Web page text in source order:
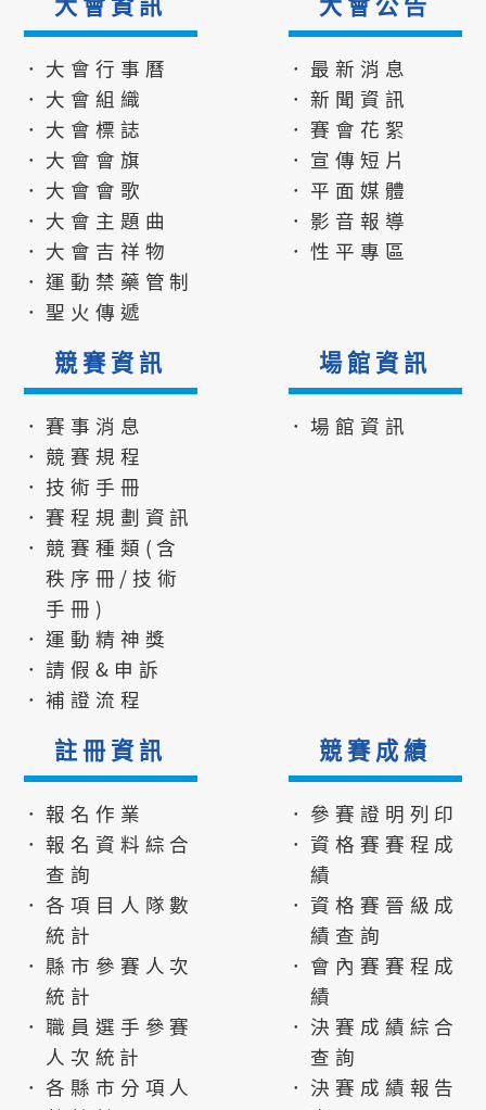
．大會行事曆
．大會組織
．大會標誌
．大會會旗
．大會會歌
．大會主題曲
．大會吉祥物
．運動禁藥管制
．聖火傳遞
．最新消息
．新聞資訊
．賽會花絮
．宣傳短片
．平面媒體
．影音報導
．性平專區
競賽資訊
．賽事消息
．競賽規程
．技術手冊
．賽程規劃資訊
．競賽種類(含
秩序冊/技術
手冊)
．運動精神獎
．請假&申訴
．補證流程
場館資訊
．場館資訊
註冊資訊
．報名作業
．報名資料綜合
查詢
．各項目人隊數
統計
．縣市參賽人次
統計
．職員選手參賽
人次統計
．各縣市分項人
競賽成績
．參賽證明列印
．資格賽賽程成
績
．資格賽晉級成
績查詢
．會內賽賽程成
績
．決賽成績綜合
查詢
．決賽成績報告